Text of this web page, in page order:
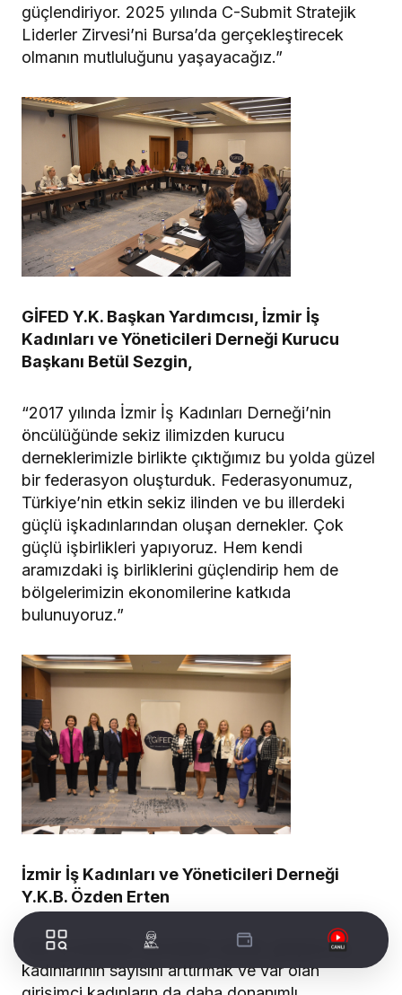
güçlendiriyor. 2025 yılında C-Submit Stratejik
Liderler Zirvesi’ni Bursa’da gerçekleştirecek
olmanın mutluluğunu yaşayacağız.”
GİFED Y.K. Başkan Yardımcısı, İzmir İş
Kadınları ve Yöneticileri Derneği Kurucu
Başkanı Betül Sezgin,
“2017 yılında İzmir İş Kadınları Derneği’nin
öncülüğünde sekiz ilimizden kurucu
derneklerimizle birlikte çıktığımız bu yolda güzel
bir federasyon oluşturduk. Federasyonumuz,
Türkiye’nin etkin sekiz ilinden ve bu illerdeki
güçlü işkadınlarından oluşan dernekler. Çok
güçlü işbirlikleri yapıyoruz. Hem kendi
aramızdaki iş birliklerini güçlendirip hem de
bölgelerimizin ekonomilerine katkıda
bulunuyoruz.”
İzmir İş Kadınları ve Yöneticileri Derneği
Y.K.B. Özden Erten
“Biz iş kadınları dernekleri olarak, girişimci iş
kadınlarının sayısını arttırmak ve var olan